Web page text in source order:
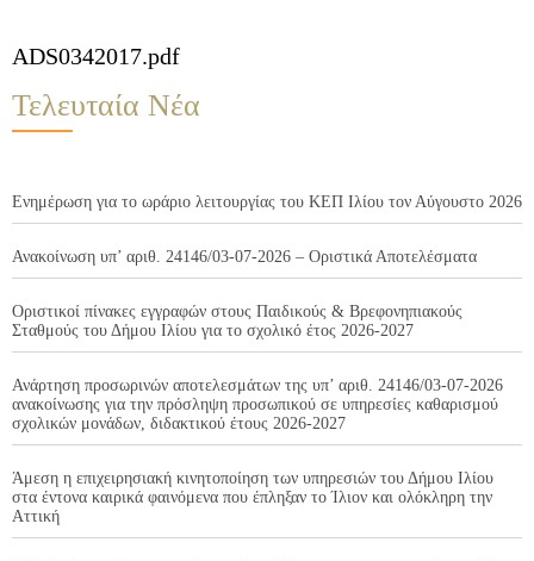
ADS0342017.pdf
Τελευταία Νέα
Ενημέρωση για το ωράριο λειτουργίας του ΚΕΠ Ιλίου τον Αύγουστο 2026
Ανακοίνωση υπ’ αριθ. 24146/03-07-2026 – Οριστικά Αποτελέσματα
Οριστικοί πίνακες εγγραφών στους Παιδικούς & Βρεφονηπιακούς
Σταθμούς του Δήμου Ιλίου για το σχολικό έτος 2026-2027
Ανάρτηση προσωρινών αποτελεσμάτων της υπ’ αριθ. 24146/03-07-2026
ανακοίνωσης για την πρόσληψη προσωπικού σε υπηρεσίες καθαρισμού
σχολικών μονάδων, διδακτικού έτους 2026-2027
Άμεση η επιχειρησιακή κινητοποίηση των υπηρεσιών του Δήμου Ιλίου
στα έντονα καιρικά φαινόμενα που έπληξαν το Ίλιον και ολόκληρη την
Αττική